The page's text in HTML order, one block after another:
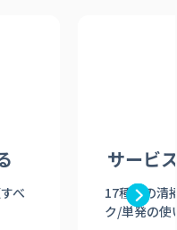
べ
サービ
17種類の清
ク/単発の使